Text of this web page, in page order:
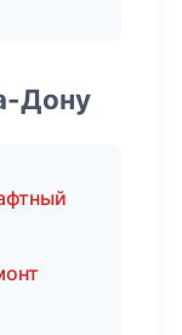
Дону